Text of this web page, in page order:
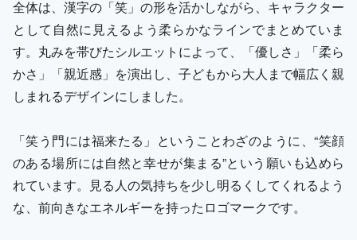
全体は、漢字の「笑」の形を活かしながら、キャラクター
として自然に見えるよう柔らかなラインでまとめていま
す。丸みを帯びたシルエットによって、「優しさ」「柔ら
かさ」「親近感」を演出し、子どもから大人まで幅広く親
しまれるデザインにしました。
「笑う門には福来たる」ということわざのように、“笑顔
のある場所には自然と幸せが集まる”という願いも込めら
れています。見る人の気持ちを少し明るくしてくれるよう
な、前向きなエネルギーを持ったロゴマークです。